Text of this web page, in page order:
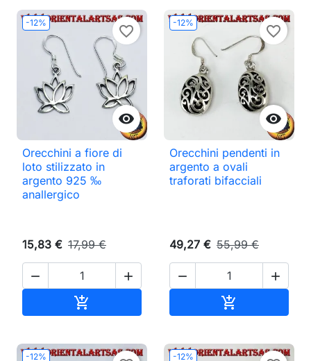
-12%

favorite_border
Orecchini a fiore di
loto stilizzato in
argento 925 ‰
anallergico
15,83 € 17,99 €
 

-12%

favorite_border
Orecchini pendenti in
argento a ovali
traforati bifacciali
49,27 € 55,99 €
 

-12% -12%